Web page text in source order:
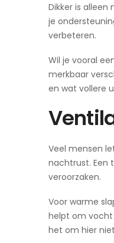
Dikker is
je
verbeteren.
Wil je vooral
merkbaar
en wat vollere
Veel mensen
nachtrust. Een
veroorzaken.
Voor warme
helpt om vocht
het om hier